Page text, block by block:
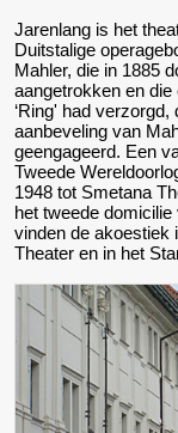
Jarenlang is het
Duitstalige
Mahler, die in 1885
aangetrokken en
‘Ring' had
aanbeveling van
geengageerd. Een
Tweede
1948 tot Smetana
het tweede
vinden de akoestiek
Theater en in het